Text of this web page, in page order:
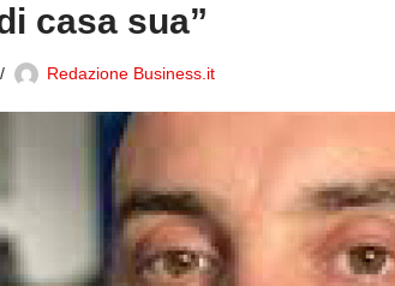
casa sua”
Redazione Business.it